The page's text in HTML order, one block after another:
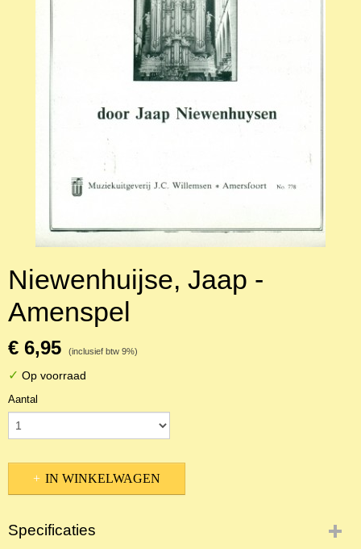
Niewenhuijse, Jaap -
Amenspel
€ 6,95 (inclusief btw 9%)
✓ Op voorraad
Aantal
IN WINKELWAGEN
Specificaties